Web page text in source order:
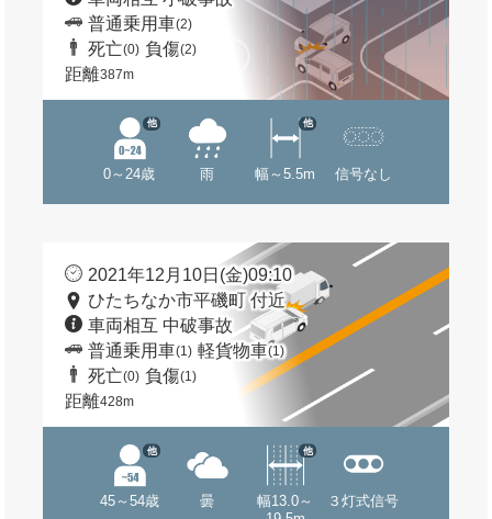
普通乗用車(2)
死亡(0) 負傷(2)
距離387m
0～24歳
他
雨 幅～5.5m
他
信号なし
2021年12月10日(金)09:10
ひたちなか市平磯町 付近
車両相互 中破事故
普通乗用車(1) 軽貨物車(1)
死亡(0) 負傷(1)
距離428m
45～54歳
他
曇
幅13.0～
他
３灯式信号